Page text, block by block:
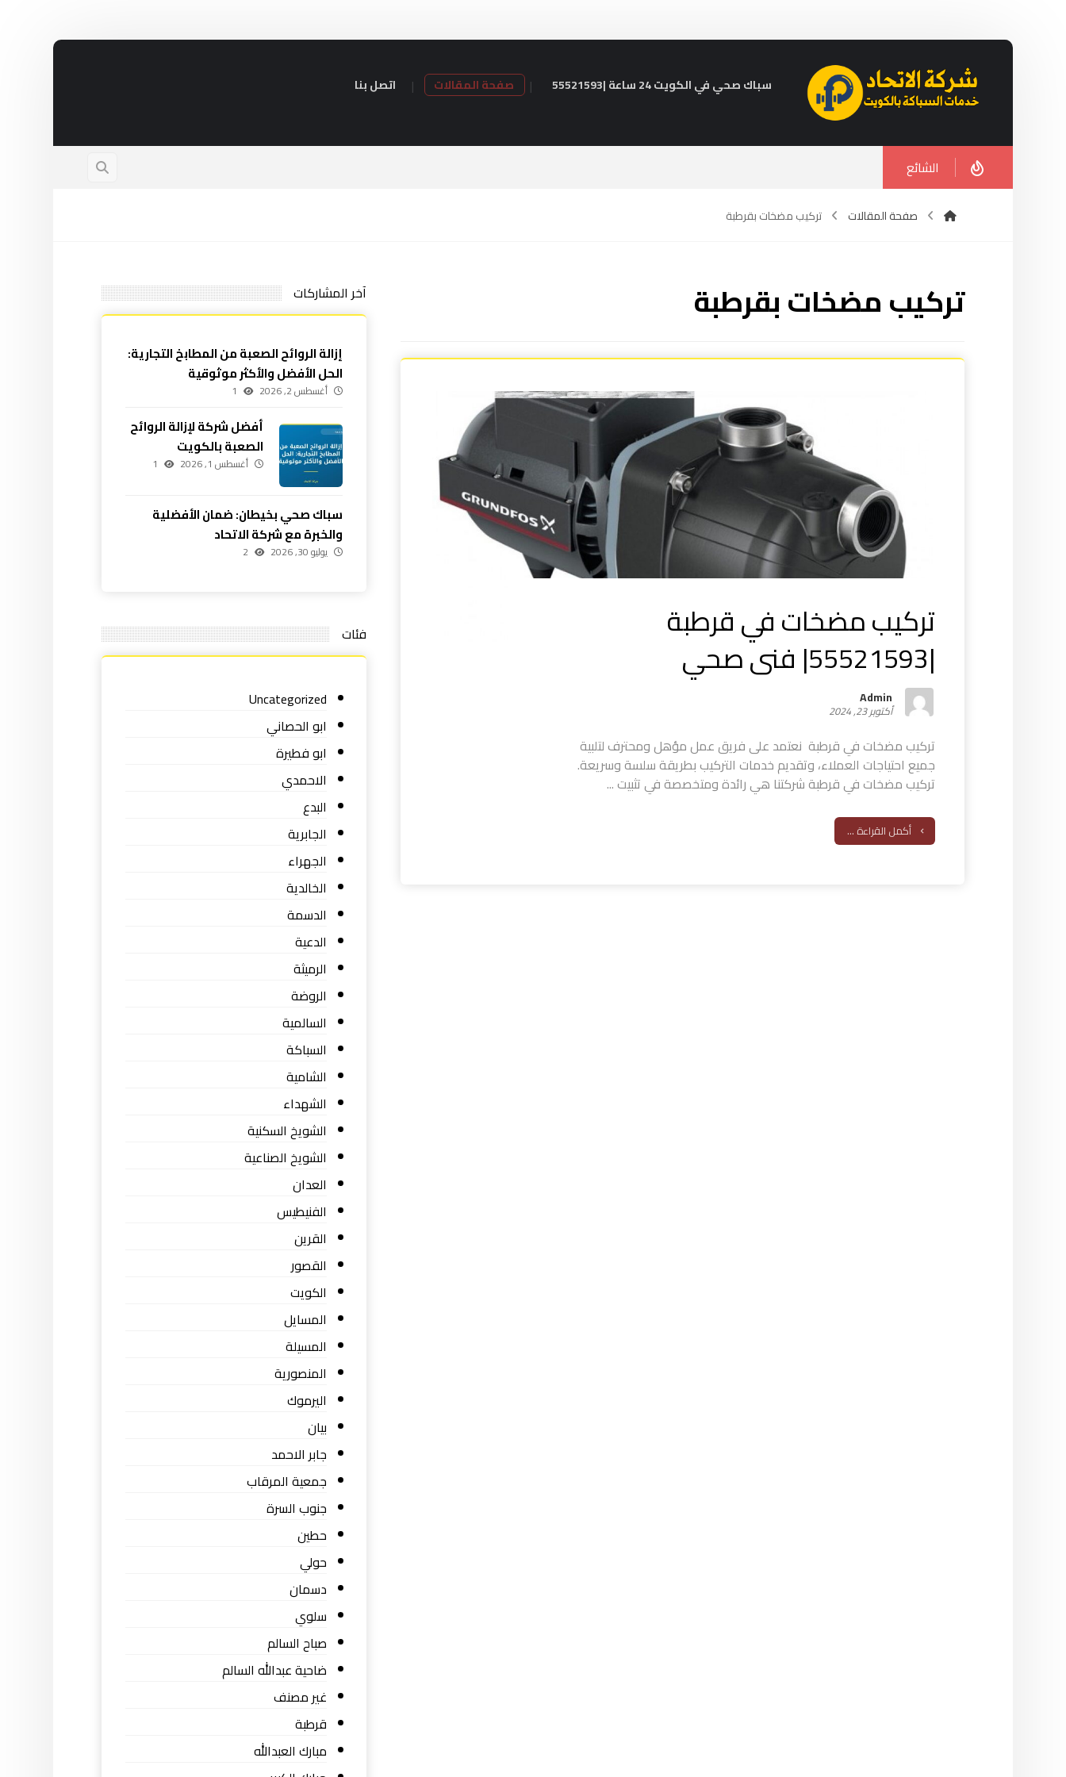
سباك صحي في الكويت 24 ساعة |55521593 صفحة المقالات اتصل بنا
الشائع
صفحة المقالات تركيب مضخات بقرطبة
تركيب مضخات بقرطبة
تركيب مضخات في قرطبة
|55521593| فنى صحي
Admin
أكتوبر 23, 2024
تركيب مضخات في قرطبة نعتمد على فريق عمل مؤهل ومحترف لتلبية
جميع احتياجات العملاء، وتقديم خدمات التركيب بطريقة سلسة وسريعة.
تركيب مضخات في قرطبة شركتنا هي رائدة ومتخصصة في تثبيت ...
أكمل القراءة ...
آخر المشاركات
إزالة الروائح الصعبة من المطابخ التجارية:
الحل الأفضل والأكثر موثوقية
أغسطس 2, 2026 1
أفضل شركة لإزالة الروائح
الصعبة بالكويت
أغسطس 1, 2026 1
سباك صحي بخيطان: ضمان الأفضلية
والخبرة مع شركة الاتحاد
يوليو 30, 2026 2
فئات
Uncategorized
ابو الحصاني
ابو فطيرة
الاحمدي
البدع
الجابرية
الجهراء
الخالدية
الدسمة
الدعية
الرميثة
الروضة
السالمية
السباكة
الشامية
الشهداء
الشويخ السكنية
الشويخ الصناعية
العدان
الفنيطيس
القرين
القصور
الكويت
المسايل
المسيلة
المنصورية
اليرموك
بيان
جابر الاحمد
جمعية المرقاب
جنوب السرة
حطين
حولي
دسمان
سلوي
صباح السالم
ضاحية عبدالله السالم
غير مصنف
قرطبة
مبارك العبدالله